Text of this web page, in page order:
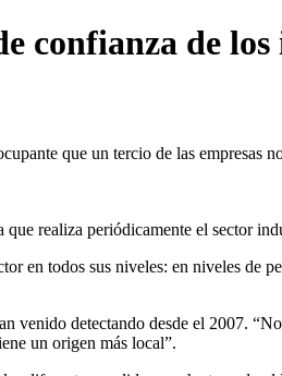
confianza de los
que un tercio de las empresas
realiza periódicamente el sector
en todos sus niveles: en niveles de
venido detectando desde el 2007.
un origen más local”.